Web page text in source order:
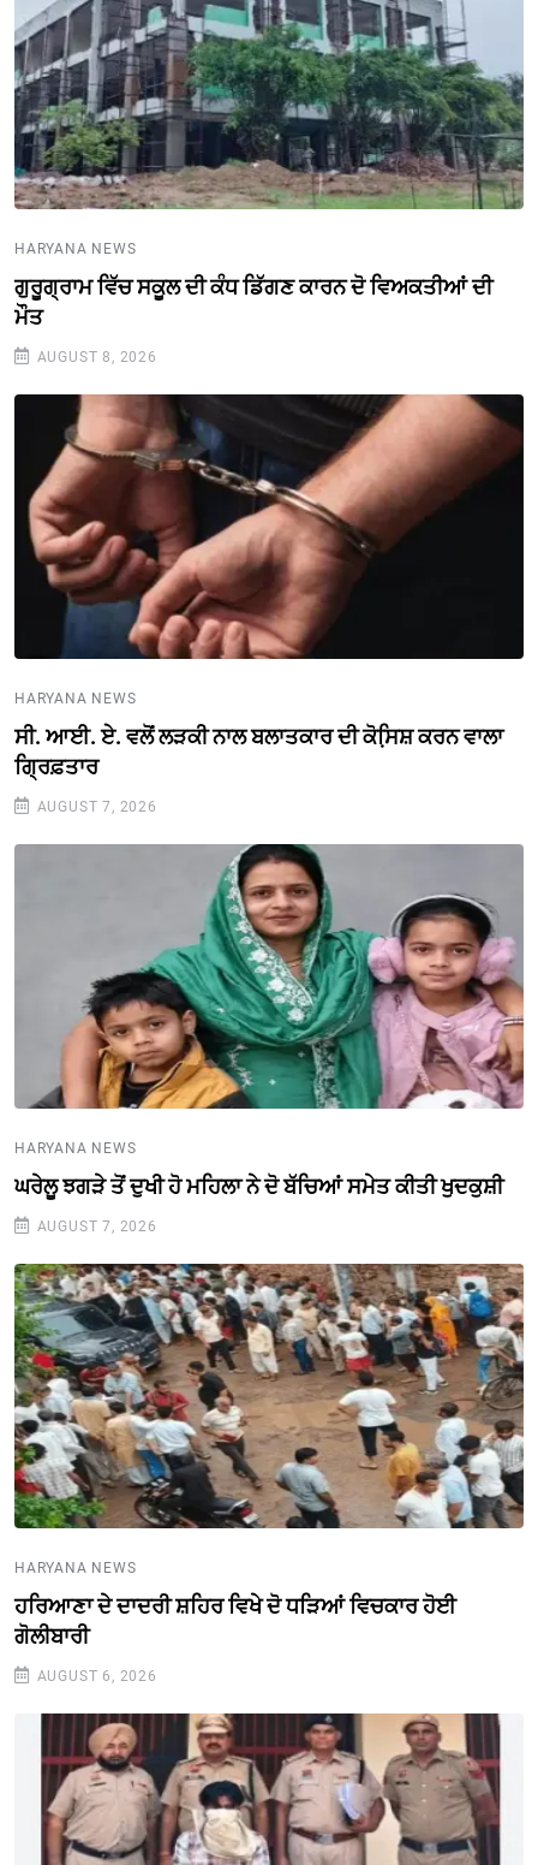
HARYANA NEWS
ਗੁਰੂਗ੍ਰਾਮ ਵਿੱਚ ਸਕੂਲ ਦੀ ਕੰਧ ਡਿੱਗਣ ਕਾਰਨ ਦੋ ਵਿਅਕਤੀਆਂ ਦੀ
ਮੌਤ
AUGUST 8, 2026
HARYANA NEWS
ਸੀ. ਆਈ. ਏ. ਵਲੋਂ ਲੜਕੀ ਨਾਲ ਬਲਾਤਕਾਰ ਦੀ ਕੋਸਿ਼ਸ਼ ਕਰਨ ਵਾਲਾ
ਗ੍ਰਿਫ਼ਤਾਰ
AUGUST 7, 2026
HARYANA NEWS
ਘਰੇਲੂ ਝਗੜੇ ਤੋਂ ਦੁਖੀ ਹੋ ਮਹਿਲਾ ਨੇ ਦੋ ਬੱਚਿਆਂ ਸਮੇਤ ਕੀਤੀ ਖੁਦਕੁਸ਼ੀ
AUGUST 7, 2026
HARYANA NEWS
ਹਰਿਆਣਾ ਦੇ ਦਾਦਰੀ ਸ਼ਹਿਰ ਵਿਖੇ ਦੋ ਧੜਿਆਂ ਵਿਚਕਾਰ ਹੋਈ
ਗੋਲੀਬਾਰੀ
AUGUST 6, 2026